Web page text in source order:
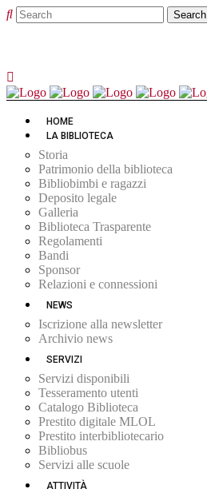
HOME
LA BIBLIOTECA
Storia
Patrimonio della biblioteca
Bibliobimbi e ragazzi
Deposito legale
Galleria
Biblioteca Trasparente
Regolamenti
Bandi
Sponsor
Relazioni e connessioni
NEWS
Iscrizione alla newsletter
Archivio news
SERVIZI
Servizi disponibili
Tesseramento utenti
Catalogo Biblioteca
Prestito digitale MLOL
Prestito interbibliotecario
Bibliobus
Servizi alle scuole
ATTIVITÀ